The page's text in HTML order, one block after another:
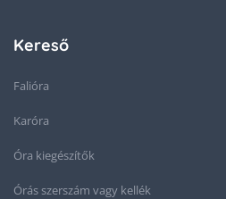
Kereső
Falióra
Karóra
Óra kiegészítők
Órás szerszám vagy kellék